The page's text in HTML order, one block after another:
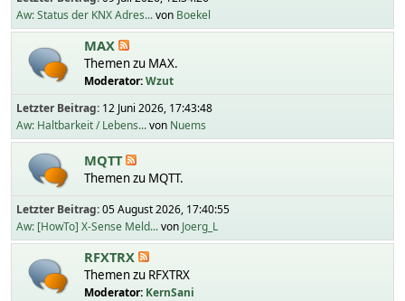
Aw: Status der KNX Adres...von Boekel
MAX
Themen zu MAX.
Moderator:Wzut
Letzter Beitrag: 12 Juni 2026, 17:43:48
Aw: Haltbarkeit / Lebens...von Nuems
MQTT
Themen zu MQTT.
Letzter Beitrag:05 August 2026, 17:40:55
Aw: [HowTo] X-Sense Meld...von Joerg_L
RFXTRX
Themen zu RFXTRX
Moderator: KernSani